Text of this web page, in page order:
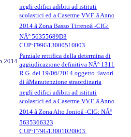
negli edifici adibiti ad istituti
scolastici ed a Caserme VV.F. â Anno
2014 â Zona Basso Tirrenoâ -CIG:
NÂ° 56355689D3
CUP:F99G13000510003.
2014
Parziale rettifica della determina di
aggiudicazione definitiva NÂ° 1311
R.G. del 19/06/2014 oggetto :lavori
di âManutenzione straordinaria
negli edifici adibiti ad istituti
scolastici ed a Caserme VV.F. â Anno
2014 â Zona Alto Jonioâ -CIG: NÂ°
5635366323
CUP:F79G13001020003.